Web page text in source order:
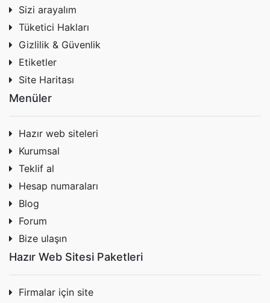
Sizi arayalım
Tüketici Hakları
Gizlilik & Güvenlik
Etiketler
Site Haritası
Menüler
Hazır web siteleri
Kurumsal
Teklif al
Hesap numaraları
Blog
Forum
Bize ulaşın
Hazır Web Sitesi Paketleri
Firmalar için site